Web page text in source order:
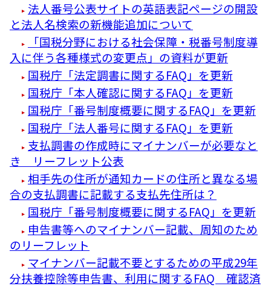
法人番号公表サイトの英語表記ページの開設
と法人名検索の新機能追加について
「国税分野における社会保障・税番号制度導
入に伴う各種様式の変更点」の資料が更新
国税庁「法定調書に関するFAQ」を更新
国税庁「本人確認に関するFAQ」を更新
国税庁「番号制度概要に関するFAQ」を更新
国税庁「法人番号に関するFAQ」を更新
支払調書の作成時にマイナンバーが必要なと
き リーフレット公表
相手先の住所が通知カードの住所と異なる場
合の支払調書に記載する支払先住所は？
国税庁「番号制度概要に関するFAQ」を更新
申告書等へのマイナンバー記載、周知のため
のリーフレット
マイナンバー記載不要とするための平成29年
分扶養控除等申告書、利用に関するFAQ 確認済